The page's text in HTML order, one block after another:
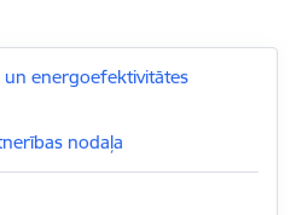
energoefektivitātes
nodaļa